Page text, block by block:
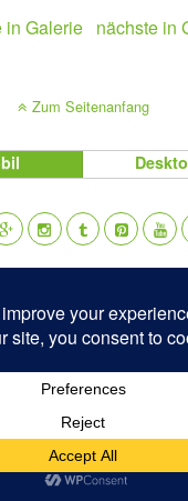
in Galerie nächste in
Zum Seitenanfang